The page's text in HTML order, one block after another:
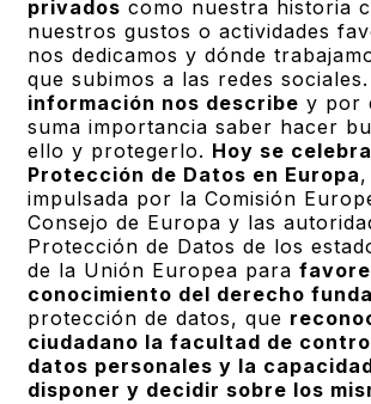
privados como nuestra historia
nuestros gustos o actividades
nos dedicamos y dónde
que subimos a las redes
información nos describe y por
suma importancia saber hacer
ello y protegerlo. Hoy se
Protección de Datos en Europa
impulsada por la Comisión
Consejo de Europa y las
Protección de Datos de los
de la Unión Europea para
conocimiento del derecho
protección de datos, que
ciudadano la facultad de
datos personales y la
disponer y decidir sobre los